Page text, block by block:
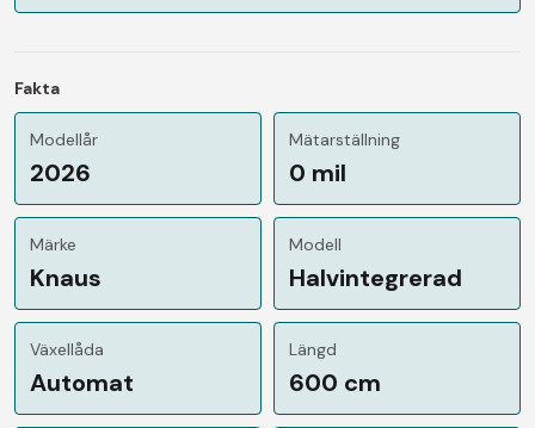
Fakta
Modellår
2026
Mätarställning
0 mil
Märke
Knaus
Modell
Halvintegrerad
Växellåda
Automat
Längd
600 cm